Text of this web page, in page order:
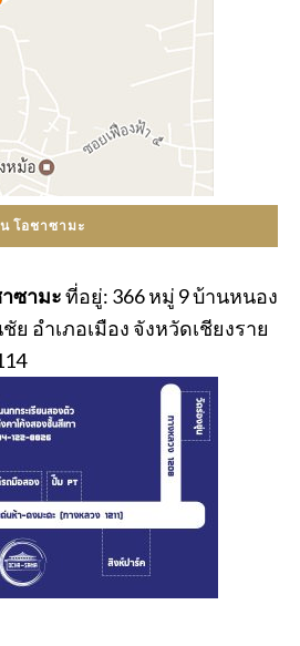
โอชาซามะ
ซามะที่อยู่: 366 หมู่ 9 บ้านหนอง
อำเภอเมือง จังหวัดเชียงราย